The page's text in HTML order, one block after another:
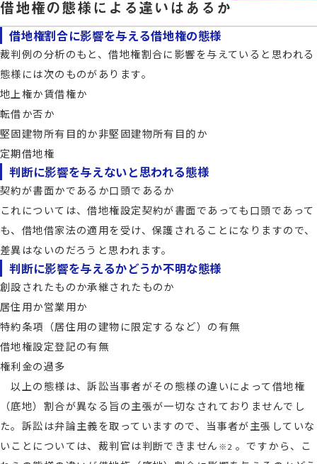
借地権の態様による違いはあるか
借地権割合に影響を与える借地権の態様
裁判例の分析のもと、借地権割合に影響を与えていると思われる
態様には次のものがあります。
地上権か賃借権か
転借か否か
堅固建物所有目的か非堅固建物所有目的か
定期借地権
判断に影響を与えないと思われる態様
契約が書面かであるか口頭であるか
これについては、借地権設定契約が書面であっても口頭であって
も、借地借家法の適用を受け、保護されることになりますので、
差異はないのだろうと思われます。
判断に影響を与えるかどうか不明な態様
創設されたものか承継されたものか
居住用か営業用か
特約条項（居住用の建物に限定するなど）の有無
借地権設定登記の有無
権利金の過多
以上の態様は、訴訟当事者がその態様の違いによって借地権
（底地）割合が異なる旨の主張が一切なされておりませんでし
た。訴訟は弁論主義を取っていますので、当事者が主張していな
いことについては、裁判官は判断できません ※2 。ですから、こ